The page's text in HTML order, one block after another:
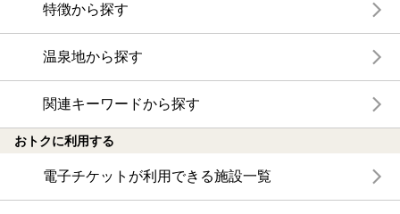
特徴から探す
温泉地から探す
関連キーワードから探す
おトクに利用する
電子チケットが利用できる施設一覧